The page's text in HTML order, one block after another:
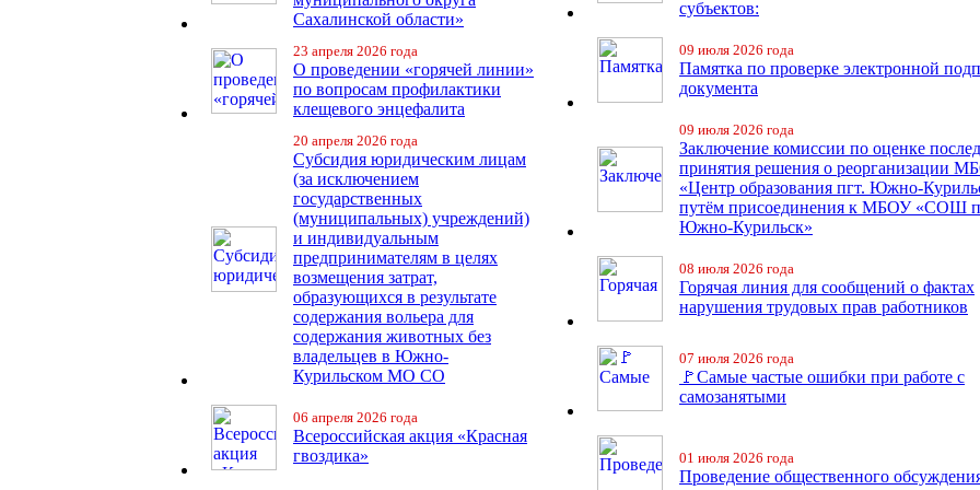
Сахалинской области»
23 апреля 2026 года
О проведении «горячей линии»
по вопросам профилактики
клещевого энцефалита
20 апреля 2026 года
Субсидия юридическим лицам
(за исключением
государственных
(муниципальных) учреждений)
и индивидуальным
предпринимателям в целях
возмещения затрат,
образующихся в результате
содержания вольера для
содержания животных без
владельцев в Южно-
Курильском МО СО
06 апреля 2026 года
Всероссийская акция «Красная
гвоздика»
субъектов:
09 июля 2026 года
Памятка по проверке электронной
документа
09 июля 2026 года
Заключение комиссии по оценке
принятия решения о реорганизации
«Центр образования пгт. Южно-
путём присоединения к МБОУ «СОШ
Южно-Курильск»
08 июля 2026 года
Горячая линия для сообщений о фактах
нарушения трудовых прав работников
07 июля 2026 года
🚩Самые частые ошибки при работе с
самозанятыми
01 июля 2026 года
Проведение общественного